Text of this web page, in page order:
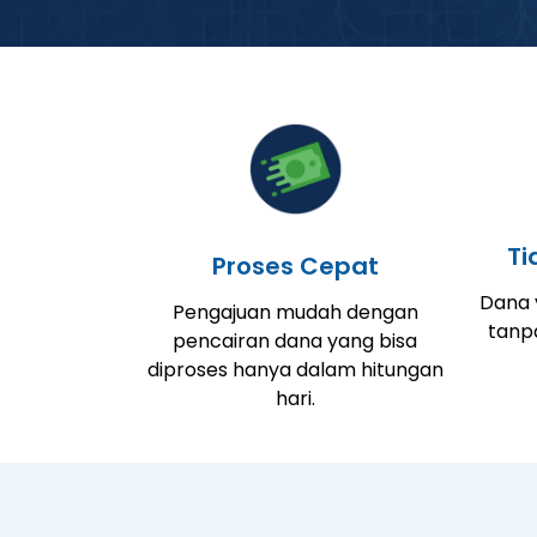
Proses Cepat
Pengajuan mudah dengan
pencairan dana yang bisa
diproses hanya dalam hitungan
hari.
Dana